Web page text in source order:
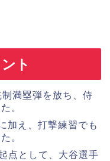
ト
満塁弾を放ち、侍
。
加え、打撃練習でも
。
点として、大谷選手